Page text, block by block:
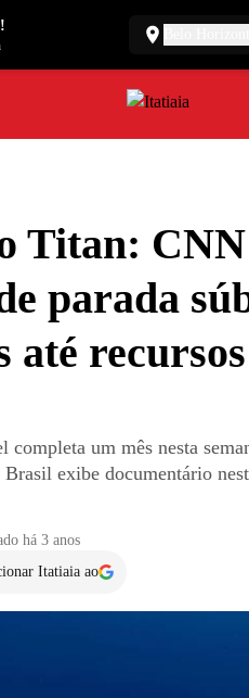
Titan:
parada
até
completa um mês nesta
exibe documentário
há 3 anos
Itatiaia ao